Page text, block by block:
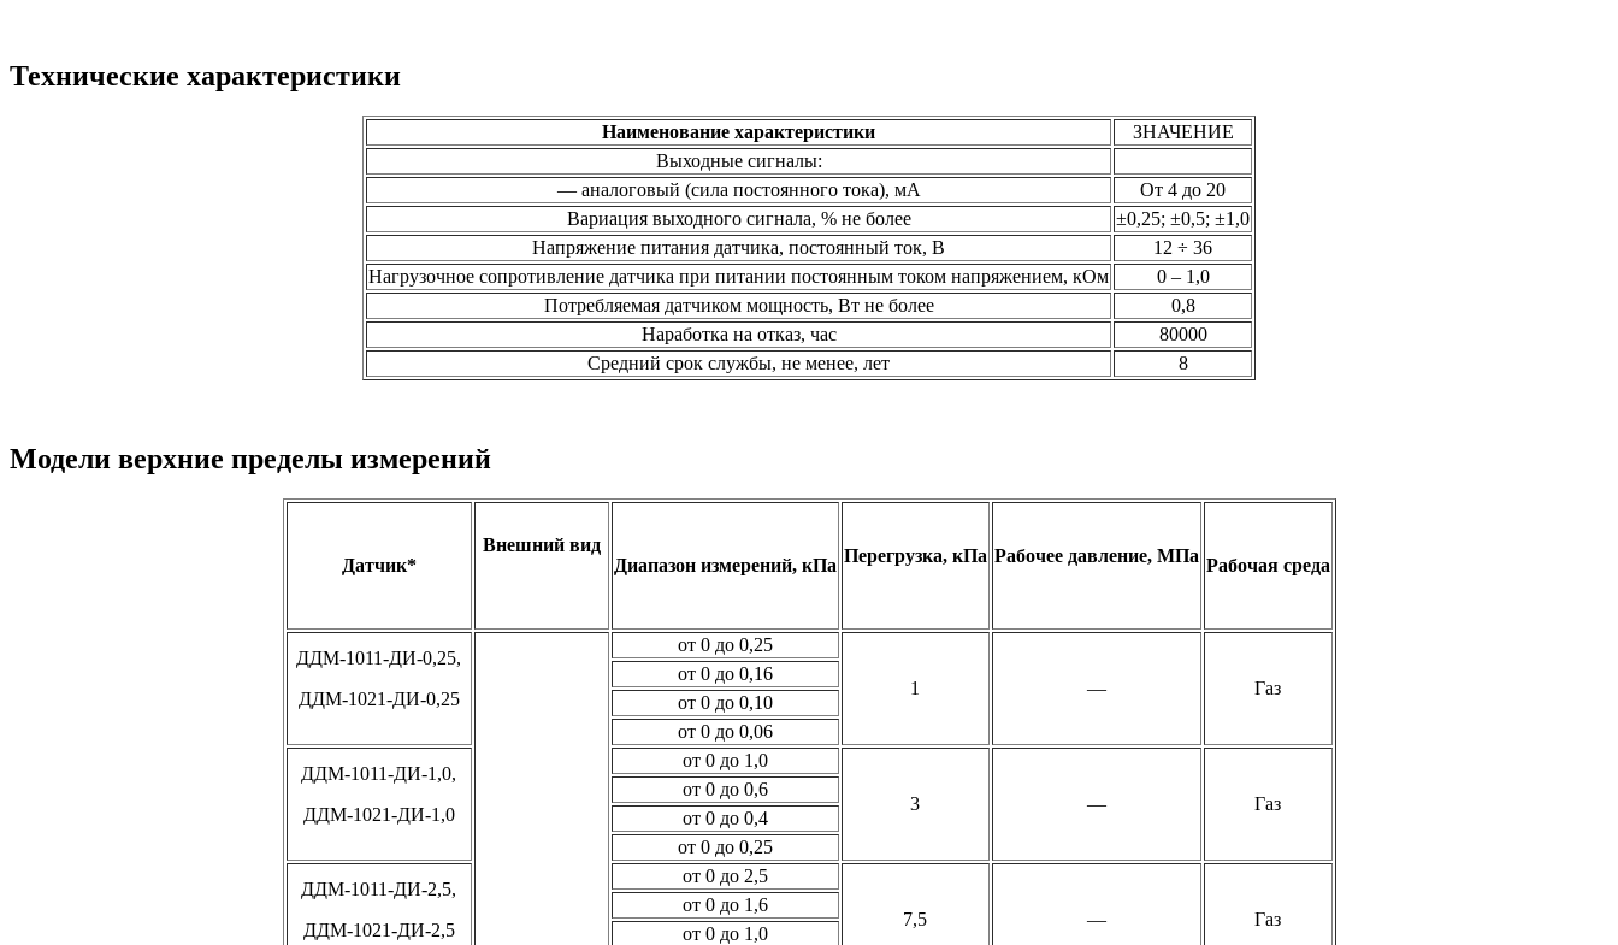
Технические характеристики
Наименование характеристики
ЗНАЧЕНИЕ
Выходные сигналы:
— аналоговый (сила постоянного тока), мА
От 4 до 20
Вариация выходного сигнала, % не более
±0,25; ±0,5; ±1,0
Напряжение питания датчика, постоянный ток, В
12 ÷ 36
Нагрузочное сопротивление датчика при питании постоянным током напряжением, кОм
0 – 1,0
Потребляемая датчиком мощность, Вт не более
0,8
Наработка на отказ, час
80000
Средний срок службы, не менее, лет
8
Модели верхние пределы измерений
Датчик*
Внешний вид
Диапазон измерений, кПа Перегрузка, кПа Рабочее давление, МПа Рабочая среда
ДДМ-1011-ДИ-0,25,
ДДМ-1021-ДИ-0,25
от 0 до 0,25
1 — Газ
от 0 до 0,16
от 0 до 0,10
от 0 до 0,06
ДДМ-1011-ДИ-1,0,
ДДМ-1021-ДИ-1,0
от 0 до 1,0
3 — Газ
от 0 до 0,6
от 0 до 0,4
от 0 до 0,25
ДДМ-1011-ДИ-2,5,
ДДМ-1021-ДИ-2,5
от 0 до 2,5
7,5 — Газ
от 0 до 1,6
от 0 до 1,0